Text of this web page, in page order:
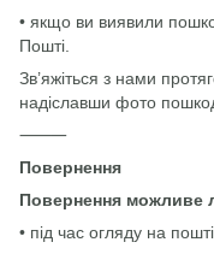
• якщо ви виявили
Пошті.
Зв’яжіться з нами
надіславши фото
⸻
Повернення
Повернення можливе
• під час огляду на